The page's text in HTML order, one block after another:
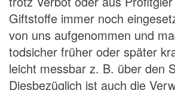
Giftstoffe immer noch
von uns aufgenommen und
todsicher früher oder später
leicht messbar z. B. über den
Diesbezüglich ist auch die